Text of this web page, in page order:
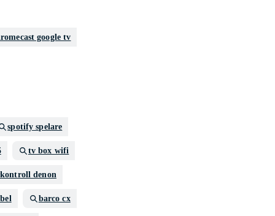
google tv
spotify spelare
tv box wifi
denon
barco cx